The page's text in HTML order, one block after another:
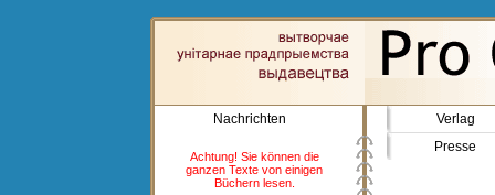
Nachrichten
Achtung! Sie können die
ganzen Texte von einigen
Büchern lesen.
Verlag
Presse